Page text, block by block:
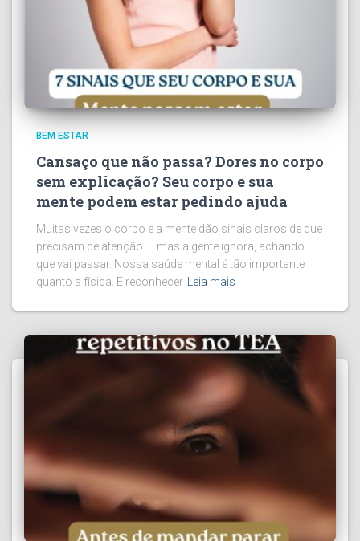
BEM ESTAR
Cansaço que não passa? Dores no corpo
sem explicação? Seu corpo e sua
mente podem estar pedindo ajuda
Muitas vezes o corpo e a mente dão sinais claros de que
precisam de atenção — mas a gente ignora, achando
que vai passar. Nossa saúde mental é tão importante
quanto a física. E reconhecer
Leia mais